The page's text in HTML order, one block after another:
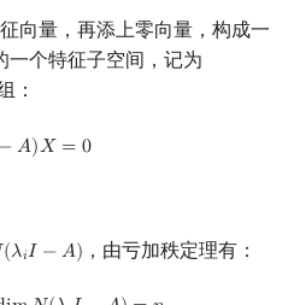
常见错误
常见技巧
VS Code
Atom
Eclipse
Kate
Cena
CCR Plus
Lemon
Generator
Validator
Interactor
变量
运算
流程控制语句
函数
STL 算法
bitset
string
值类别
重载运算符
引用
新版 C++ 特性
冒泡排序
插入排序
计数排序
快速排序
斜率优化
四边形不等式优化
Slope Trick 优化
状态设计优化
配对堆
左偏树
块状链表
树分块
Sqrt Tree
李超线段树
猫树
区间最值操作 & 区间历史
Splay 树
WBLT
替罪羊树
Size Balanced Tree
可持久化块状数组
可持久化平衡树
可持久化字典树
线段树套平衡树
树状数组套权值线段树
分块套树状数组
Euler Tour Tree
Top Tree
树的中心
树的重心
最近公共祖先
树上启发式合并
k 短路
同余最短路
最小直径生成树
割点和桥
圆方树
点/边连通度
最小割
费用流
上下界网络流
二分图最大权匹配
一般图最大匹配
一般图最大权匹配
整体二分
莫队算法
爬山算法
模拟退火
向量，再添上零向量，构成一
一个特征子空间，记为
：
−𝐴)𝑋 = 0
0I− A) X= 0
(𝜆𝑖𝐼 −𝐴)
−A) ，由亏加秩定理有：
N(λi I − A)= n